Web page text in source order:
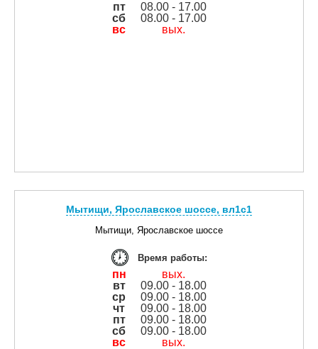
пт
08.00 - 17.00
сб
08.00 - 17.00
вс
вых.
Мытищи, Ярославское шоссе, вл1с1
Мытищи, Ярославское шоссе
Время работы:
пн
вых.
вт
09.00 - 18.00
ср
09.00 - 18.00
чт
09.00 - 18.00
пт
09.00 - 18.00
сб
09.00 - 18.00
вс
вых.